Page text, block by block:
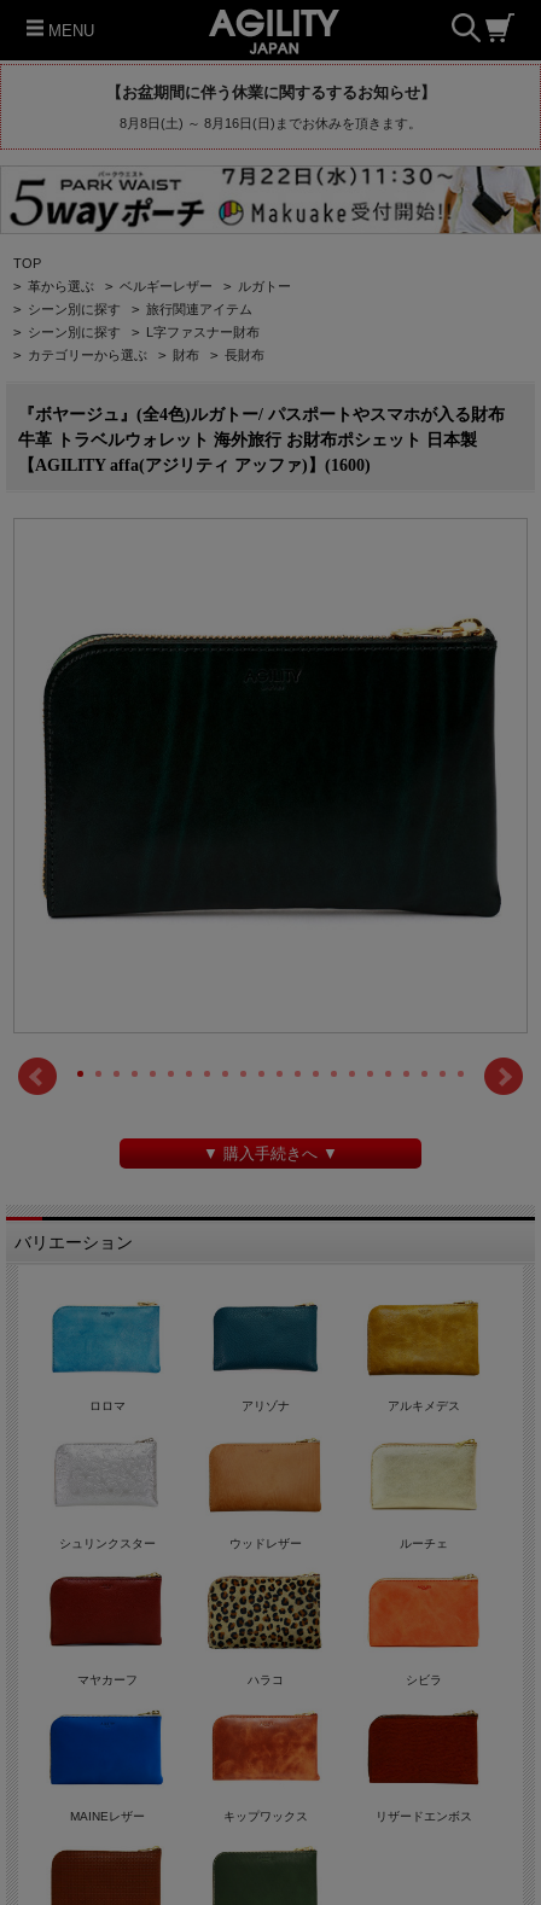
MENU
【お盆期間に伴う休業に関するするお知らせ】
8月8日(土) ～ 8月16日(日)までお休みを頂きます。
TOP
> 革から選ぶ > ベルギーレザー > ルガトー
> シーン別に探す > 旅行関連アイテム
> シーン別に探す > L字ファスナー財布
> カテゴリーから選ぶ > 財布 > 長財布
『ボヤージュ』(全4色)ルガトー/ パスポートやスマホが入る財布
牛革 トラベルウォレット 海外旅行 お財布ポシェット 日本製
【AGILITY affa(アジリティ アッファ)】(1600)
▼ 購入手続きへ ▼
バリエーション
ロロマ アリゾナ アルキメデス
シュリンクスター ウッドレザー ルーチェ
マヤカーフ ハラコ シビラ
MAINEレザー キップワックス リザードエンボス